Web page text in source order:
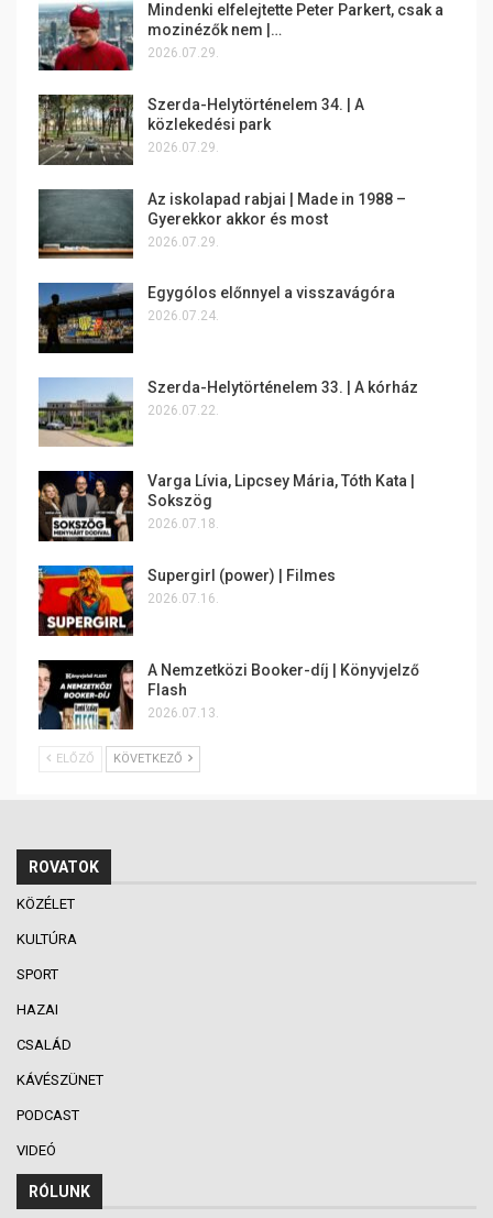
Mindenki elfelejtette Peter Parkert, csak a
mozinézők nem |…
2026.07.29.
Szerda-Helytörténelem 34. | A
közlekedési park
2026.07.29.
Az iskolapad rabjai | Made in 1988 –
Gyerekkor akkor és most
2026.07.29.
Egygólos előnnyel a visszavágóra
2026.07.24.
Szerda-Helytörténelem 33. | A kórház
2026.07.22.
Varga Lívia, Lipcsey Mária, Tóth Kata |
Sokszög
2026.07.18.
Supergirl (power) | Filmes
2026.07.16.
A Nemzetközi Booker-díj | Könyvjelző
Flash
2026.07.13.
ELŐZŐ KÖVETKEZŐ
ROVATOK
KÖZÉLET
KULTÚRA
SPORT
HAZAI
CSALÁD
KÁVÉSZÜNET
PODCAST
VIDEÓ
RÓLUNK